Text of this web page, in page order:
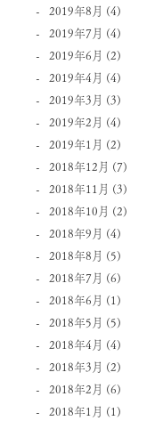
2019年8月 (4)
2019年7月 (4)
2019年6月 (2)
2019年4月 (4)
2019年3月 (3)
2019年2月 (4)
2019年1月 (2)
2018年12月 (7)
2018年11月 (3)
2018年10月 (2)
2018年9月 (4)
2018年8月 (5)
2018年7月 (6)
2018年6月 (1)
2018年5月 (5)
2018年4月 (4)
2018年3月 (2)
2018年2月 (6)
2018年1月 (1)